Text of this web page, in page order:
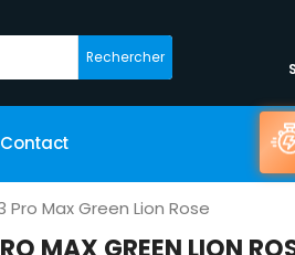
Rechercher
Contact
Pro Max Green Lion Rose